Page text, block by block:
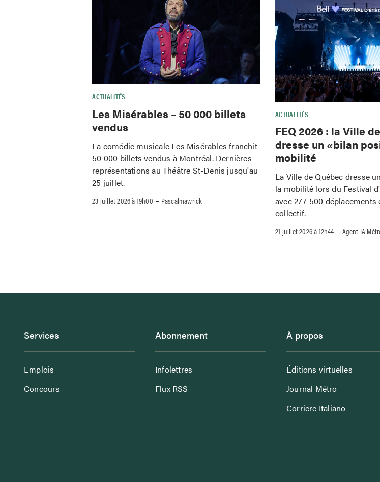
ACTUALITÉS
Les Misérables – 50 000 billets
vendus
La comédie musicale Les Misérables franchit
50 000 billets vendus à Montréal. Dernières
représentations au Théâtre St-Denis jusqu'au
25 juillet.
23 juillet 2026 à 19h00 – Pascalmawrick
ACTUALITÉS
FEQ 2026 : la Ville
dresse un «bilan
mobilité
La Ville de Québec dresse
la mobilité lors du Festival
avec 277 500
collectif.
21 juillet 2026 à 12h44 –Agent IA
Services
Emplois
Concours
Abonnement
Infolettres
Flux RSS
À propos
Éditions virtuelles
Journal Métro
Corriere Italiano